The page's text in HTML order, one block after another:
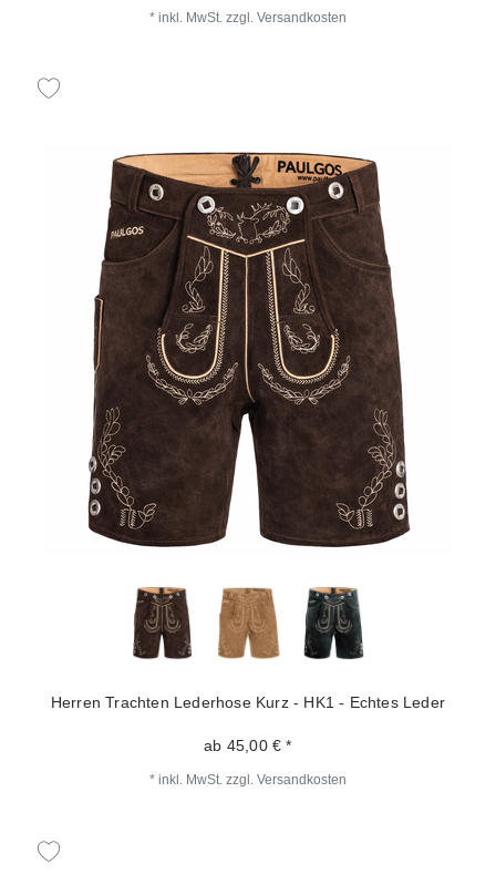
* inkl. MwSt. zzgl. Versandkosten
Herren Trachten Lederhose Kurz - HK1 - Echtes Leder
ab 45,00 € *
* inkl. MwSt. zzgl. Versandkosten